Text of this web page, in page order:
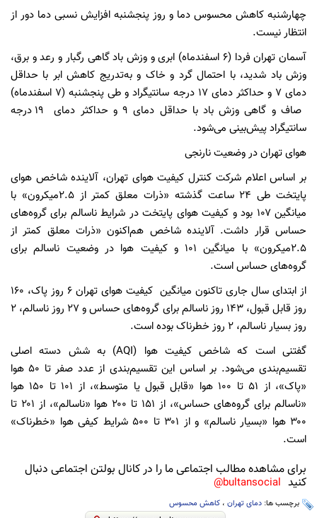
چهارشنبه کاهش محسوس دما و روز پنجشنبه افزایش نسبی دما دور از
انتظار نیست.
آسمان تهران فردا (۶ اسفندماه) ابری و وزش باد گاهی رگبار و رعد و برق،
وزش باد شدید، با احتمال گرد و خاک و به‌تدریج کاهش ابر با حداقل
دمای ۷ و حداکثر دمای ۱۷ درجه سانتیگراد و طی ‌پنجشنبه (۷ اسفندماه)
صاف و گاهی وزش باد با حداقل دمای ۹ و حداکثر دمای ۱۹ درجه
سانتیگراد پیش‌بینی می‌شود.
هوای تهران در وضعیت نارنجی
بر اساس اعلام شرکت کنترل کیفیت هوای تهران، آلاینده شاخص هوای
پایتخت طی ۲۴ ساعت گذشته «ذرات معلق کمتر از ۲.۵میکرون» با
میانگین ۱۰۷ بود و کیفیت هوای پایتخت در شرایط ناسالم برای گروه‌های
حساس قرار داشت. آلاینده شاخص هم‌اکنون «ذرات معلق کمتر از
۲.۵میکرون» با میانگین ۱۰۱ و کیفیت هوا در وضعیت ناسالم برای
گروه‌های حساس است.
از ابتدای سال جاری تاکنون میانگین کیفیت هوای تهران ۶ روز پاک، ۱۶۰
روز قابل قبول، ۱۴۳ روز ناسالم برای گروه‌های حساس و ۲۷ روز ناسالم، ۲
روز بسیار ناسالم، ۲ روز خطرناک بوده است.
گفتنی است که شاخص کیفیت هوا (AQI) به شش دسته اصلی
تقسیم‌بندی می‌شود. بر اساس این تقسیم‌بندی از عدد صفر تا ۵۰ هوا
«پاک»، از ۵۱ تا ۱۰۰ هوا «قابل قبول یا متوسط»، از ۱۰۱ تا ۱۵۰ هوا
«ناسالم برای گروه‌های حساس»، از ۱۵۱ تا ۲۰۰ هوا «ناسالم»، از ۲۰۱ تا
۳۰۰ هوا «بسیار ناسالم» و از ۳۰۱ تا ۵۰۰ شرایط کیفی هوا «خطرناک»
است.
برای مشاهده مطالب اجتماعی ما را در کانال بولتن اجتماعی دنبال
کنید bultansocial@
برچسب ها: دمای تهران ، کاهش محسوس